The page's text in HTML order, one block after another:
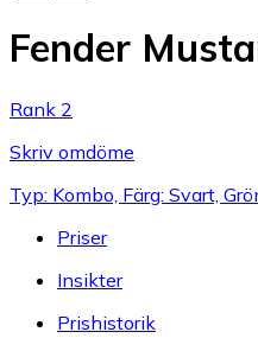
Fender
Rank 2
Skriv omdöme
Typ: Kombo, Färg: Svart,
Priser
Insikter
Prishistorik